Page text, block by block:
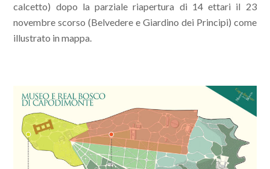
calcetto) dopo la parziale riapertura di 14 ettari il 23
novembre scorso (Belvedere e Giardino dei Principi) come
illustrato in mappa.